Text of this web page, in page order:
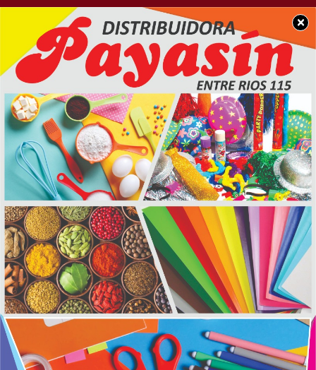
×
SOCIEDAD
Busqueda Laboral: Se
necesita ayudante de
cocina para rotisería